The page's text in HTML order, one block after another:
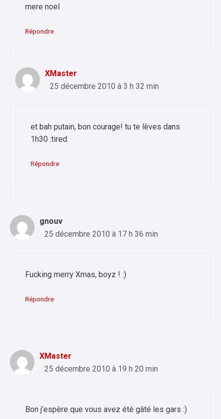
mere noel
Répondre
XMaster
25 décembre 2010 à 3 h 32 min
et bah putain, bon courage! tu te lèves dans
1h30 :tired:
Répondre
gnouv
25 décembre 2010 à 17 h 36 min
Fucking merry Xmas, boyz ! :)
Répondre
XMaster
25 décembre 2010 à 19 h 20 min
Bon j’espère que vous avez été gâté les gars :)